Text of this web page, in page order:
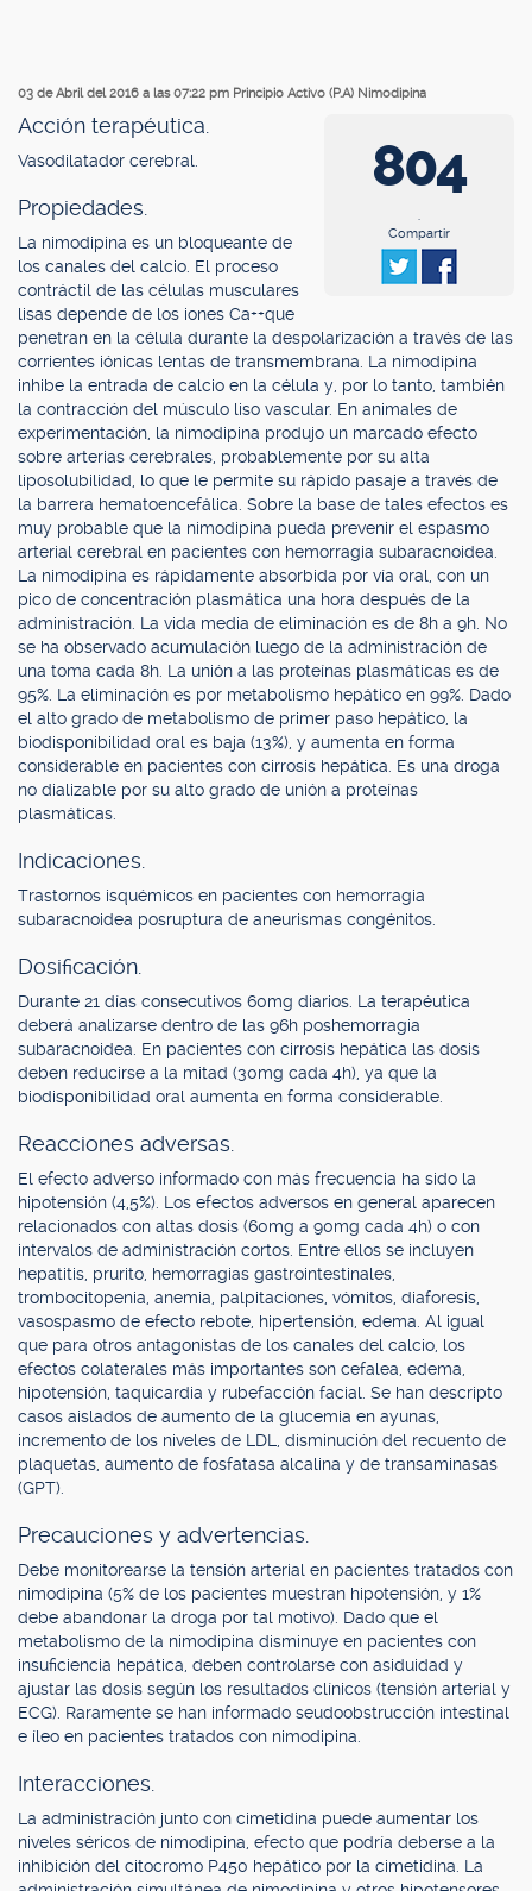
03 de Abril del 2016 a las 07:22 pm Principio Activo (P.A) Nimodipina
804
.
Compartir
Acción terapéutica.
Vasodilatador cerebral.
Propiedades.
La nimodipina es un bloqueante de
los canales del calcio. El proceso
contráctil de las células musculares
lisas depende de los iones Ca++que
penetran en la célula durante la despolarización a través de las
corrientes iónicas lentas de transmembrana. La nimodipina
inhibe la entrada de calcio en la célula y, por lo tanto, también
la contracción del músculo liso vascular. En animales de
experimentación, la nimodipina produjo un marcado efecto
sobre arterias cerebrales, probablemente por su alta
liposolubilidad, lo que le permite su rápido pasaje a través de
la barrera hematoencefálica. Sobre la base de tales efectos es
muy probable que la nimodipina pueda prevenir el espasmo
arterial cerebral en pacientes con hemorragia subaracnoidea.
La nimodipina es rápidamente absorbida por vía oral, con un
pico de concentración plasmática una hora después de la
administración. La vida media de eliminación es de 8h a 9h. No
se ha observado acumulación luego de la administración de
una toma cada 8h. La unión a las proteínas plasmáticas es de
95%. La eliminación es por metabolismo hepático en 99%. Dado
el alto grado de metabolismo de primer paso hepático, la
biodisponibilidad oral es baja (13%), y aumenta en forma
considerable en pacientes con cirrosis hepática. Es una droga
no dializable por su alto grado de unión a proteínas
plasmáticas.
Indicaciones.
Trastornos isquémicos en pacientes con hemorragia
subaracnoidea posruptura de aneurismas congénitos.
Dosificación.
Durante 21 días consecutivos 60mg diarios. La terapéutica
deberá analizarse dentro de las 96h poshemorragia
subaracnoidea. En pacientes con cirrosis hepática las dosis
deben reducirse a la mitad (30mg cada 4h), ya que la
biodisponibilidad oral aumenta en forma considerable.
Reacciones adversas.
El efecto adverso informado con más frecuencia ha sido la
hipotensión (4,5%). Los efectos adversos en general aparecen
relacionados con altas dosis (60mg a 90mg cada 4h) o con
intervalos de administración cortos. Entre ellos se incluyen
hepatitis, prurito, hemorragias gastrointestinales,
trombocitopenia, anemia, palpitaciones, vómitos, diaforesis,
vasospasmo de efecto rebote, hipertensión, edema. Al igual
que para otros antagonistas de los canales del calcio, los
efectos colaterales más importantes son cefalea, edema,
hipotensión, taquicardia y rubefacción facial. Se han descripto
casos aislados de aumento de la glucemia en ayunas,
incremento de los niveles de LDL, disminución del recuento de
plaquetas, aumento de fosfatasa alcalina y de transaminasas
(GPT).
Precauciones y advertencias.
Debe monitorearse la tensión arterial en pacientes tratados con
nimodipina (5% de los pacientes muestran hipotensión, y 1%
debe abandonar la droga por tal motivo). Dado que el
metabolismo de la nimodipina disminuye en pacientes con
insuficiencia hepática, deben controlarse con asiduidad y
ajustar las dosis según los resultados clínicos (tensión arterial y
ECG). Raramente se han informado seudoobstrucción intestinal
e íleo en pacientes tratados con nimodipina.
Interacciones.
La administración junto con cimetidina puede aumentar los
niveles séricos de nimodipina, efecto que podría deberse a la
inhibición del citocromo P450 hepático por la cimetidina. La